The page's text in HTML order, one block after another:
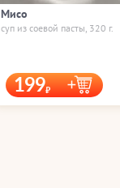
Мисо
суп из соевой пасты, 320 г.
199